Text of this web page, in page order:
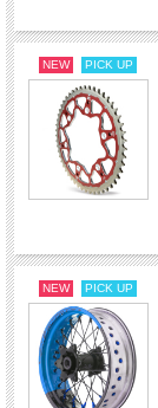
NEW PICK UP
NEW PICK UP